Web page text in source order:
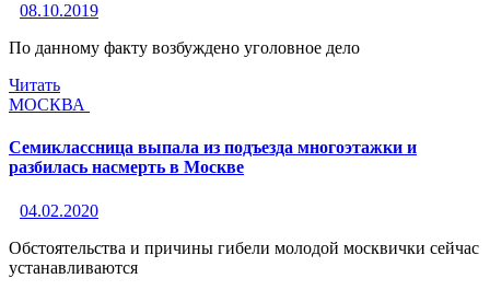
08.10.2019
По данному факту возбуждено уголовное дело
Читать
МОСКВА
Семиклассница выпала из подъезда многоэтажки и
разбилась насмерть в Москве
04.02.2020
Обстоятельства и причины гибели молодой москвички сейчас
устанавливаются